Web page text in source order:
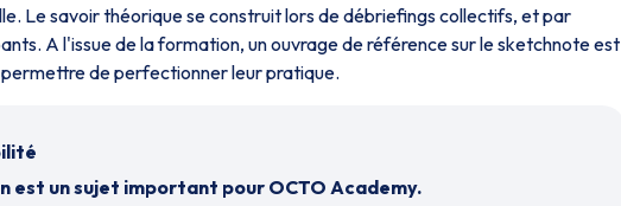
Le savoir théorique se construit lors de débriefings collectifs, et par
A l'issue de la formation, un ouvrage de référence sur le sketchnote est
de perfectionner leur pratique.
est un sujet important pour OCTO Academy.